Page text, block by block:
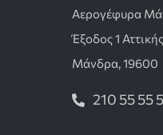
Αερογέφυρα
Έξοδος 1
Μάνδρα, 19600
210 55 55